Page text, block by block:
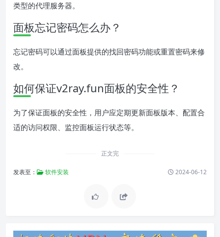
类型的代理服务器。
面板忘记密码怎么办？
忘记密码可以通过面板提供的找回密码功能或重置密码来修
改。
如何保证v2ray.fun面板的安全性？
为了保证面板的安全性，用户应定期更新面板版本、配置合
适的访问权限、监控面板运行状态等。
正文完
发表至： 软件安装 2024-06-12